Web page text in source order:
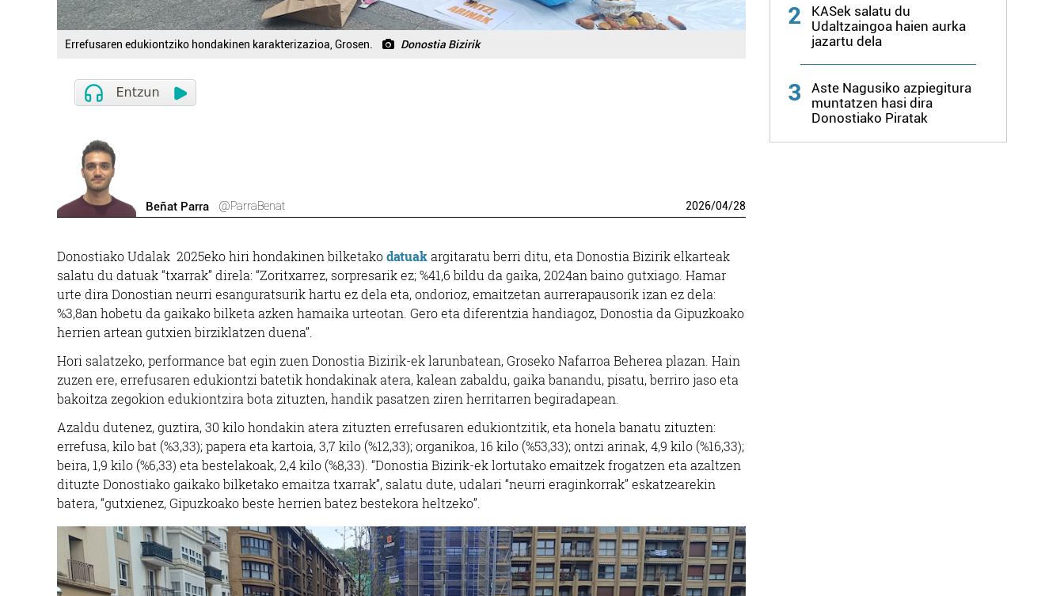
Errefusaren edukiontziko hondakinen karakterizazioa, Grosen. Donostia Bizirik
Beñat Parra @ParraBenat 2026/04/28
Donostiako Udalak 2025eko hiri hondakinen bilketakodatuakargitaratu berri ditu, eta Donostia Bizirik elkarteak
salatu du datuak “txarrak” direla: “Zoritxarrez, sorpresarik ez; %41,6 bildu da gaika, 2024an baino gutxiago. Hamar
urte dira Donostian neurri esanguratsurik hartu ez dela eta, ondorioz, emaitzetan aurrerapausorik izan ez dela:
%3,8an hobetu da gaikako bilketa azken hamaika urteotan. Gero eta diferentzia handiagoz, Donostia da Gipuzkoako
herrien artean gutxien birziklatzen duena”.
Hori salatzeko, performance bat egin zuen Donostia Bizirik-ek larunbatean, Groseko Nafarroa Beherea plazan. Hain
zuzen ere, errefusaren edukiontzi batetik hondakinak atera, kalean zabaldu, gaika banandu, pisatu, berriro jaso eta
bakoitza zegokion edukiontzira bota zituzten, handik pasatzen ziren herritarren begiradapean.
Azaldu dutenez, guztira, 30 kilo hondakin atera zituzten errefusaren edukiontzitik, eta honela banatu zituzten:
errefusa, kilo bat (%3,33); papera eta kartoia, 3,7 kilo (%12,33); organikoa, 16 kilo (%53,33); ontzi arinak, 4,9 kilo (%16,33);
beira, 1,9 kilo (%6,33) eta bestelakoak, 2,4 kilo (%8,33). “Donostia Bizirik-ek lortutako emaitzek frogatzen eta azaltzen
dituzte Donostiako gaikako bilketako emaitza txarrak”, salatu dute, udalari “neurri eraginkorrak” eskatzearekin
batera, “gutxienez, Gipuzkoako beste herrien batez bestekora heltzeko”.
2
KASek salatu du
Udaltzaingoa haien aurka
jazartu dela
3
Aste Nagusiko azpiegitura
muntatzen hasi dira
Donostiako Piratak